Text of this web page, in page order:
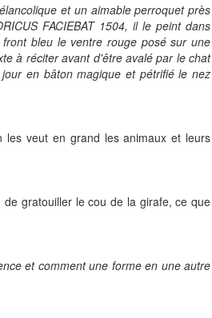
et un aimable perroquet près
FACIEBAT 1504, il le peint dans
bleu le ventre rouge posé sur une
à réciter avant d'être avalé par le chat
en bâton magique et pétrifié le nez
les veut en grand les animaux et leurs
gratouiller le cou de la girafe, ce que
et comment une forme en une autre